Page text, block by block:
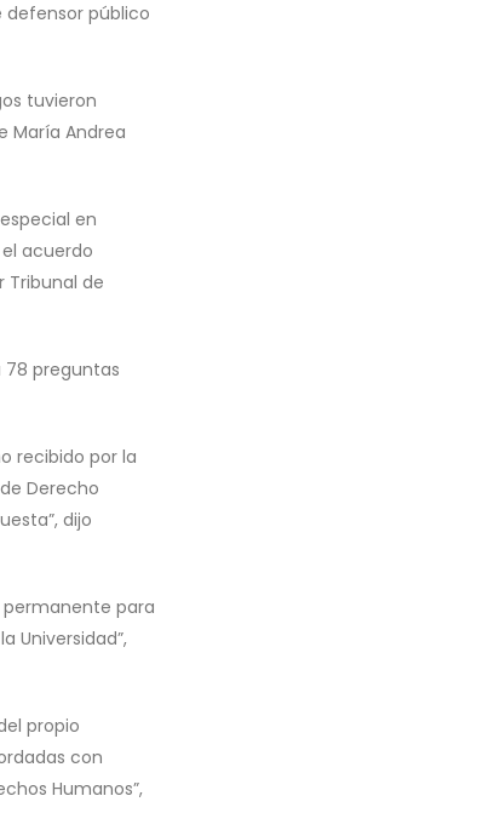
defensor público
tuvieron
María Andrea
en
acuerdo
Tribunal de
78 preguntas
recibido por la
Derecho
dijo
para
Universidad”,
propio
con
Humanos”,